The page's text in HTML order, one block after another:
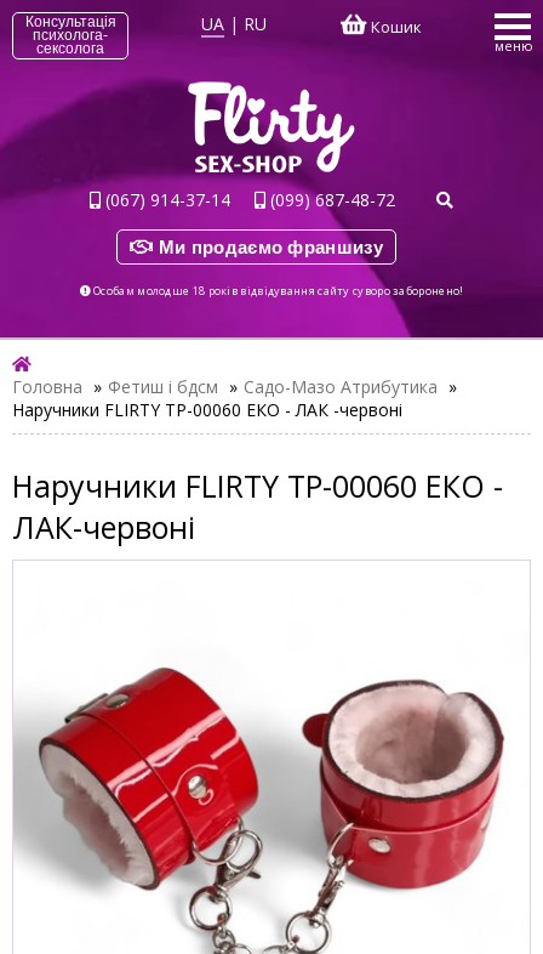
Консультація
психолога-
сексолога
UA | RU Кошик
меню
(067) 914-37-14 (099) 687-48-72
Ми продаємо франшизу
Особам молодше 18 років відвідування сайту суворо заборонено!
Головна » Фетиш і бдсм » Садо-Мазо Атрибутика »
Наручники FLIRTY TP-00060 ЕКО - ЛАК -червоні
Наручники FLIRTY TP-00060 ЕКО -
ЛАК-червоні